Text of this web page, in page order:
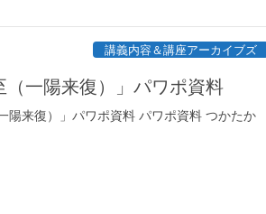
講義内容＆講座アーカイブズ
一陽来復）」パワポ資料
来復）」パワポ資料 パワポ資料 つかたか